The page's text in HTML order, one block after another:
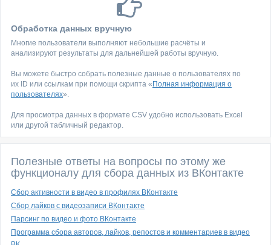
Обработка данных вручную
Многие пользователи выполняют небольшие расчёты и
анализируют результаты для дальнейшей работы вручную.
Вы можете быстро собрать полезные данные о пользователях по
их ID или ссылкам при помощи скрипта « Полная информация о
пользователях».
Для просмотра данных в формате CSV удобно использовать Excel
или другой табличный редактор.
Полезные ответы на вопросы по этому же
функционалу для сбора данных из ВКонтакте
Сбор активности в видео в профилях ВКонтакте
Сбор лайков с видеозаписи ВКонтакте
Парсинг по видео и фото ВКонтакте
Программа сбора авторов, лайков, репостов и комментариев в видео